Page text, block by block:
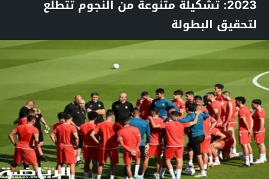
2023: تشكيلة متنوعة من النجوم تتطلع
لتحقيق البطولة